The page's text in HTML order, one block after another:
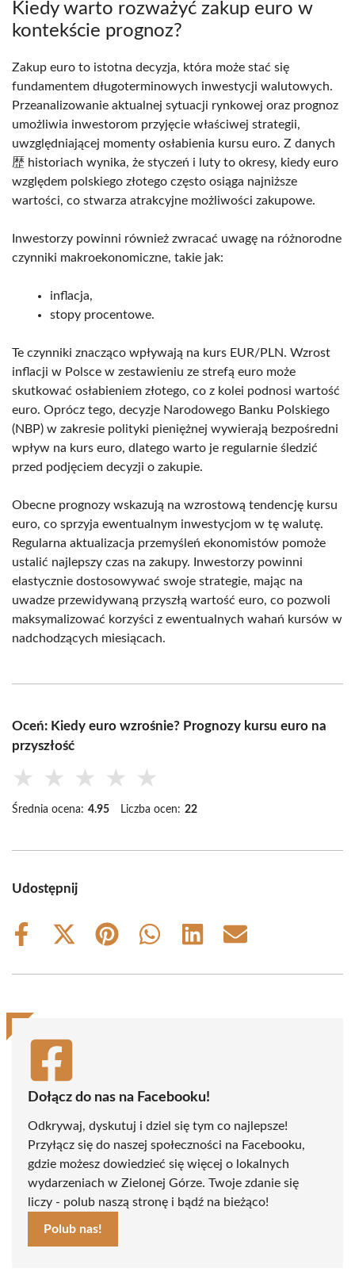
Kiedy warto rozważyć zakup euro w
kontekście prognoz?
Zakup euro to istotna decyzja, która może stać się
fundamentem długoterminowych inwestycji walutowych.
Przeanalizowanie aktualnej sytuacji rynkowej oraz prognoz
umożliwia inwestorom przyjęcie właściwej strategii,
uwzględniającej momenty osłabienia kursu euro. Z danych
歴 historiach wynika, że styczeń i luty to okresy, kiedy euro
względem polskiego złotego często osiąga najniższe
wartości, co stwarza atrakcyjne możliwości zakupowe.
Inwestorzy powinni również zwracać uwagę na różnorodne
czynniki makroekonomiczne, takie jak:
inflacja,
stopy procentowe.
Te czynniki znacząco wpływają na kurs EUR/PLN. Wzrost
inflacji w Polsce w zestawieniu ze strefą euro może
skutkować osłabieniem złotego, co z kolei podnosi wartość
euro. Oprócz tego, decyzje Narodowego Banku Polskiego
(NBP) w zakresie polityki pieniężnej wywierają bezpośredni
wpływ na kurs euro, dlatego warto je regularnie śledzić
przed podjęciem decyzji o zakupie.
Obecne prognozy wskazują na wzrostową tendencję kursu
euro, co sprzyja ewentualnym inwestycjom w tę walutę.
Regularna aktualizacja przemyśleń ekonomistów pomoże
ustalić najlepszy czas na zakupy. Inwestorzy powinni
elastycznie dostosowywać swoje strategie, mając na
uwadze przewidywaną przyszłą wartość euro, co pozwoli
maksymalizować korzyści z ewentualnych wahań kursów w
nadchodzących miesiącach.
Oceń: Kiedy euro wzrośnie? Prognozy kursu euro na
przyszłość
★ ★ ★ ★ ★
Średnia ocena: 4.95 Liczba ocen: 22
Udostępnij
Share
Share
(Twitter)
Share
Share
Share
Share
Dołącz do nas na Facebooku!
Odkrywaj, dyskutuj i dziel się tym co najlepsze!
Przyłącz się do naszej społeczności na Facebooku,
gdzie możesz dowiedzieć się więcej o lokalnych
wydarzeniach w Zielonej Górze. Twoje zdanie się
liczy - polub naszą stronę i bądź na bieżąco!
Polub nas!